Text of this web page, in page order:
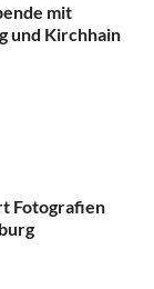
mit
und Kirchhain
Fotografien